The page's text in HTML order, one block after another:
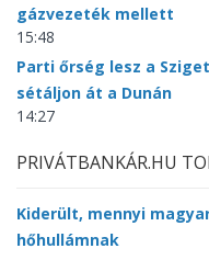
gázvezeték mellett
15:48
Parti őrség lesz a
sétáljon át a Dunán
14:27
PRIVÁTBANKÁR.HU
Kiderült, mennyi
hőhullámnak